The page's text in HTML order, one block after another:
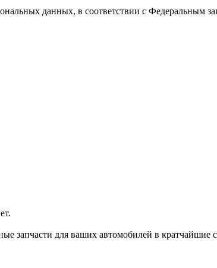
данных, в соответствии с Федеральным
запчасти для ваших автомобилей в кратчайшие